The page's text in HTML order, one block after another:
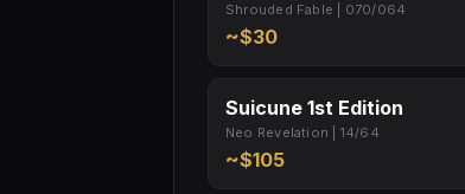
Shrouded Fable | 070/064
~$30
Suicune 1st Edition
Neo Revelation | 14/64
~$105